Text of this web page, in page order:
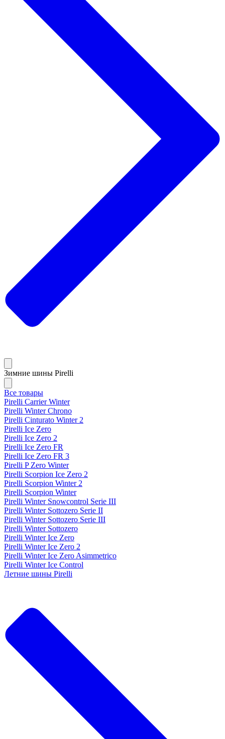
Зимние шины Pirelli
Все товары
Pirelli Carrier Winter
Pirelli Winter Chrono
Pirelli Cinturato Winter 2
Pirelli Ice Zero
Pirelli Ice Zero 2
Pirelli Ice Zero FR
Pirelli Ice Zero FR 3
Pirelli P Zero Winter
Pirelli Scorpion Ice Zero 2
Pirelli Scorpion Winter 2
Pirelli Scorpion Winter
Pirelli Winter Snowcontrol Serie III
Pirelli Winter Sottozero Serie II
Pirelli Winter Sottozero Serie III
Pirelli Winter Sottozero
Pirelli Winter Ice Zero
Pirelli Winter Ice Zero 2
Pirelli Winter Ice Zero Asimmetrico
Pirelli Winter Ice Control
Летние шины Pirelli